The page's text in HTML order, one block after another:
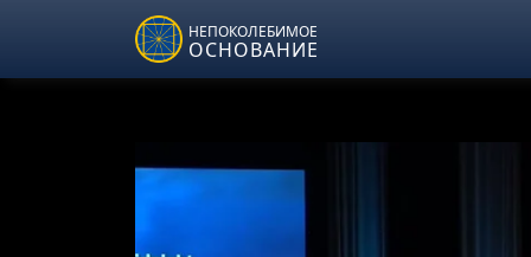
Skip to main content
НЕПОКОЛЕБИМОЕ
ОСНОВАНИЕ